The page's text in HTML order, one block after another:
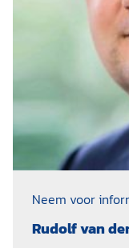
Neem voor
Rudolf van